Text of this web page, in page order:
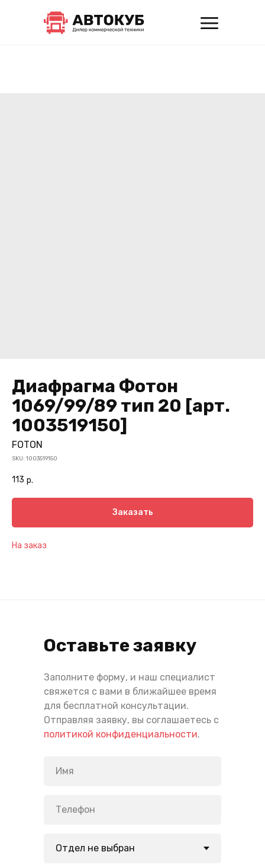
Диафрагма Фотон
1069/99/89 тип 20 [арт.
1003519150]
FOTON
SKU: 1003519150
113 р.
Заказать
На заказ
Оставьте заявку
Заполните форму, и наш специалист
свяжется с вами в ближайшее время
для бесплатной консультации.
Отправляя заявку, вы соглашаетесь с
политикой конфиденциальности.